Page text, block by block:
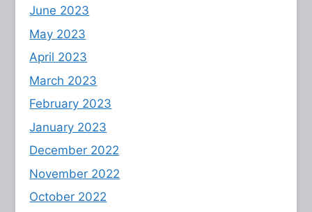
June 2023
May 2023
April 2023
March 2023
February 2023
January 2023
December 2022
November 2022
October 2022